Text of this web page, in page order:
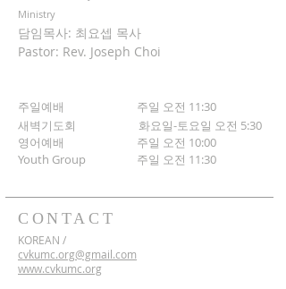
CONTACT
Ministry
담임목사: 최요셉 목사
Pastor: Rev. Joseph Choi
주일예배 주일 오전 11:30
새벽기도회
화요일-토요일 오전 5:30
영어예배 주일 오전 10:00
​Youth Group
주일 오전 11:30
KOREAN /
cvkumc.org@gmail.com
www.cvkumc.org